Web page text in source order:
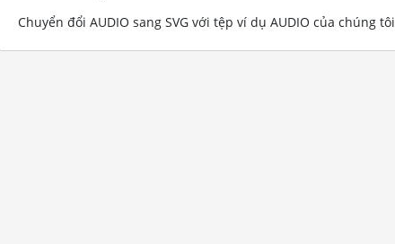
Chuyển đổi AUDIO sang SVG với tệp ví dụ AUDIO của chúng tôi